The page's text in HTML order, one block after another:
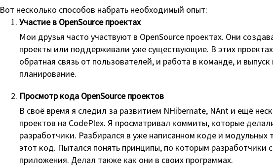
Вот несколько способов набрать необходимый опыт:
Участие в OpenSource проектах
Мои друзья часто участвуют в OpenSource проектах. Они
проекты или поддерживали уже существующие. В этих
обратная связь от пользователей, и работа в команде, и выпуск
планирование.
Просмотр кода OpenSource проектов
В своё время я следил за развитием NHibernate, NAnt и ещё
проектов на CodePlex. Я просматривал коммиты, которые
разработчики. Разбирался в уже написанном коде и модульных
этот код. Пытался понять принципы, по которым разработчики
приложения. Делал также как они в своих программах.